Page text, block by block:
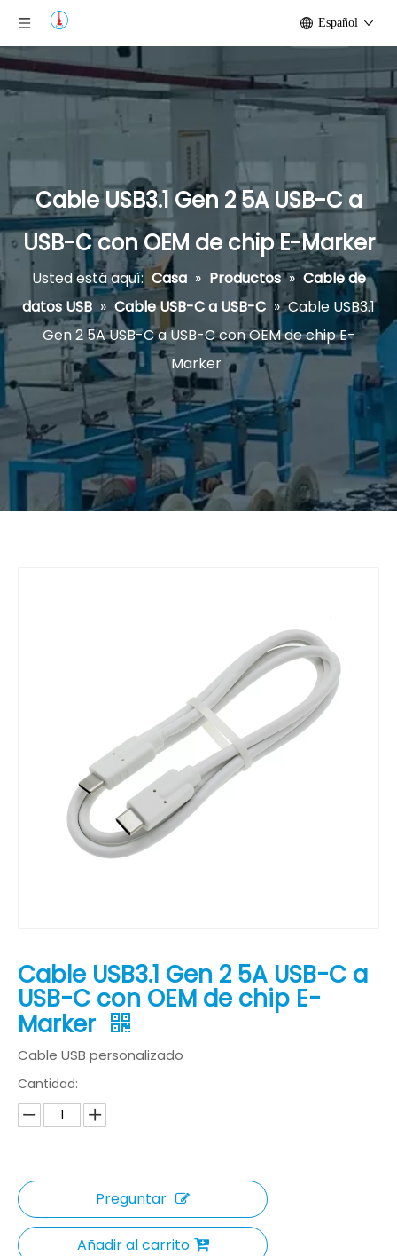
Español
Cable USB3.1 Gen 2 5A USB-C a
USB-C con OEM de chip E-Marker
Usted está aquí: Casa » Productos » Cable de
datos USB » Cable USB-C a USB-C » Cable USB3.1
Gen 2 5A USB-C a USB-C con OEM de chip E-
Marker
Cable USB3.1 Gen 2 5A USB-C a
USB-C con OEM de chip E-
Marker
Cable USB personalizado
Cantidad:
Preguntar
Añadir al carrito